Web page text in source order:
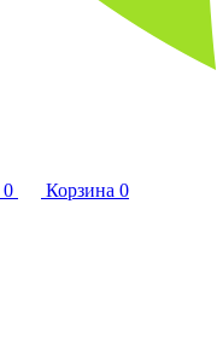
0 Корзина 0